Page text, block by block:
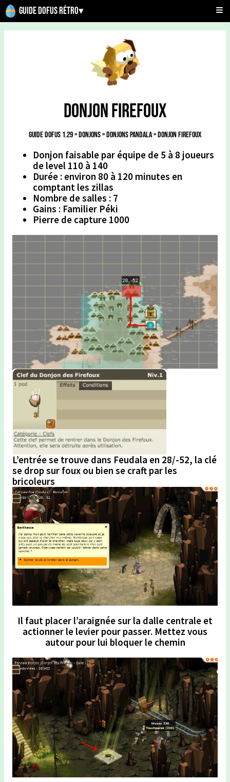
Guide Dofus Rétro▾
Donjon Firefoux
Guide Dofus 1.29»Donjons»Donjons Pandala»Donjon Firefoux
Donjon faisable par équipe de 5 à 8 joueurs
de level 110 à 140
Durée : environ 80 à 120 minutes en
comptant les zillas
Nombre de salles : 7
Gains : Familier Péki
Pierre de capture 1000
L’entrée se trouve dans Feudala en 28/-52, la clé
se drop sur foux ou bien se craft par les
bricoleurs
Il faut placer l’araignée sur la dalle centrale et
actionner le levier pour passer. Mettez vous
autour pour lui bloquer le chemin